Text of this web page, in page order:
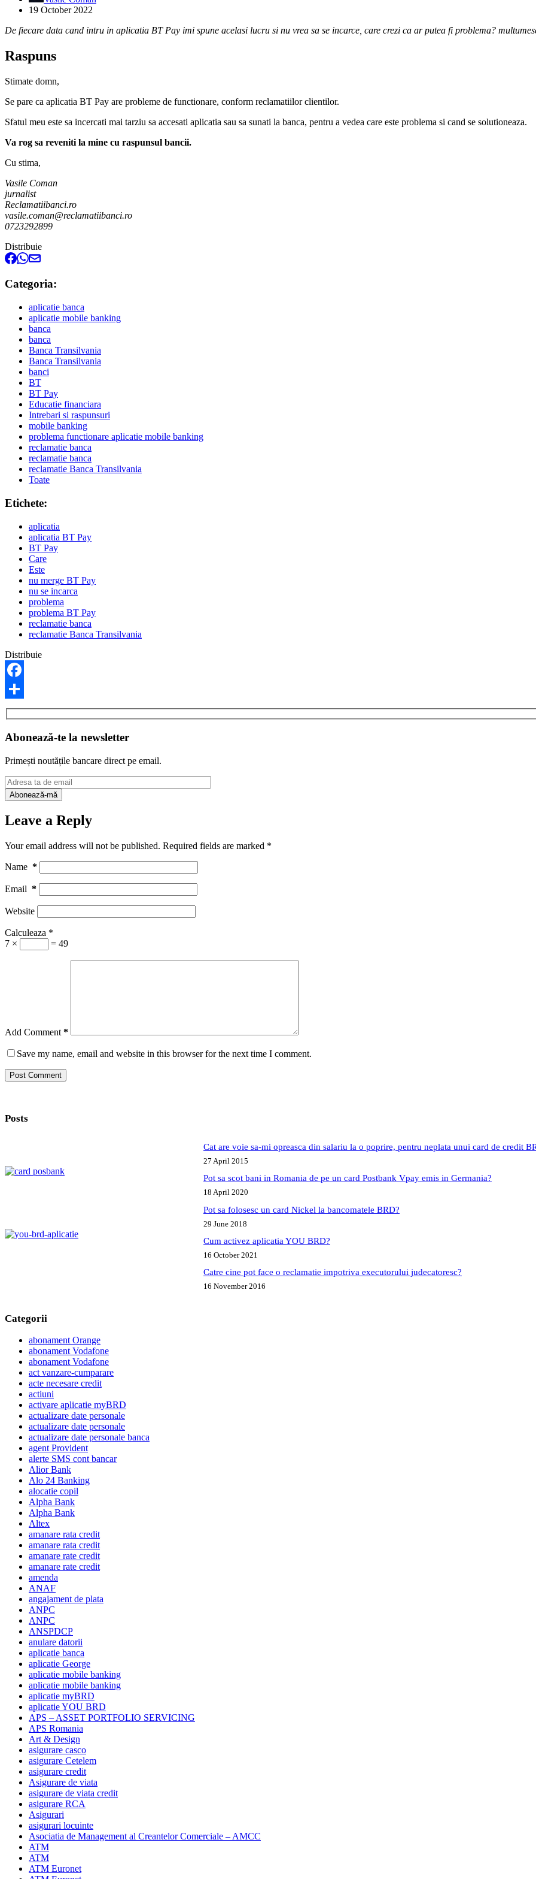
19 October 2022
De fiecare data cand intru in aplicatia BT Pay imi spune acelasi lucru si nu vrea sa se incarce, care crezi ca ar putea fi problema?
Raspuns
Stimate domn,
Se pare ca aplicatia BT Pay are probleme de functionare, conform reclamatiilor clientilor.
Sfatul meu este sa incercati mai tarziu sa accesati aplicatia sau sa sunati la banca, pentru a vedea care este problema si cand se solutioneaza.
Va rog sa reveniti la mine cu raspunsul bancii.
Cu stima,
Vasile Coman
jurnalist
Reclamatiibanci.ro
vasile.coman@reclamatiibanci.ro
0723292899
Distribuie
Categoria:
aplicatie banca
aplicatie mobile banking
banca
banca
Banca Transilvania
Banca Transilvania
banci
BT
BT Pay
Educatie financiara
Intrebari si raspunsuri
mobile banking
problema functionare aplicatie mobile banking
reclamatie banca
reclamatie banca
reclamatie Banca Transilvania
Toate
Etichete:
aplicatia
aplicatia BT Pay
BT Pay
Care
Este
nu merge BT Pay
nu se incarca
problema
problema BT Pay
reclamatie banca
reclamatie Banca Transilvania
Distribuie
Facebook
Share
Abonează-te la newsletter
Primești noutățile bancare direct pe email.
Leave a Reply
Your email address will not be published. Required fields are marked *
Name *
Email *
Website
Calculeaza *
7 ×
= 49
Add Comment *
Save my name, email and website in this browser for the next time I comment.
Post Comment
Posts
Cat are voie sa-mi opreasca din salariu la o poprire, pentru neplata unui card de credit
27 April 2015
Pot sa scot bani in Romania de pe un card Postbank Vpay emis in Germania?
18 April 2020
Pot sa folosesc un card Nickel la bancomatele BRD?
29 June 2018
Cum activez aplicatia YOU BRD?
16 October 2021
Catre cine pot face o reclamatie impotriva executorului judecatoresc?
16 November 2016
Categorii
abonament Orange
abonament Vodafone
abonament Vodafone
act vanzare-cumparare
acte necesare credit
actiuni
activare aplicatie myBRD
actualizare date personale
actualizare date personale
actualizare date personale banca
agent Provident
alerte SMS cont bancar
Alior Bank
Alo 24 Banking
alocatie copil
Alpha Bank
Alpha Bank
Altex
amanare rata credit
amanare rata credit
amanare rate credit
amanare rate credit
amenda
ANAF
angajament de plata
ANPC
ANPC
ANSPDCP
anulare datorii
aplicatie banca
aplicatie George
aplicatie mobile banking
aplicatie mobile banking
aplicatie myBRD
aplicatie YOU BRD
APS – ASSET PORTFOLIO SERVICING
APS Romania
Art & Design
asigurare casco
asigurare Cetelem
asigurare credit
Asigurare de viata
asigurare de viata credit
asigurare RCA
Asigurari
asigurari locuinte
Asociatia de Management al Creantelor Comerciale – AMCC
ATM
ATM
ATM Euronet